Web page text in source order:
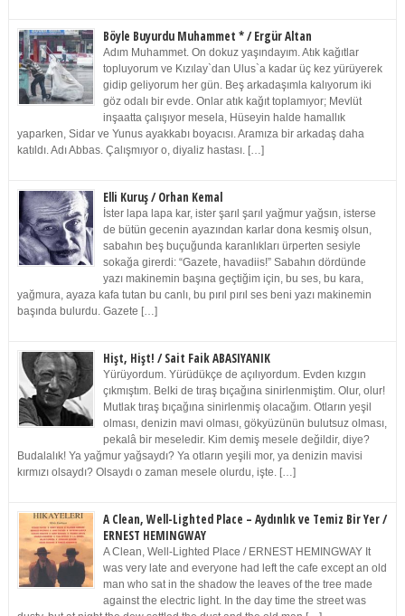
Böyle Buyurdu Muhammet * / Ergür Altan
Adım Muhammet. On dokuz yaşındayım. Atık kağıtlar
topluyorum ve Kızılay`dan Ulus`a kadar üç kez yürüyerek
gidip geliyorum her gün. Beş arkadaşımla kalıyorum iki
göz odalı bir evde. Onlar atık kağıt toplamıyor; Mevlüt
inşaatta çalışıyor mesela, Hüseyin halde hamallık
yaparken, Sidar ve Yunus ayakkabı boyacısı. Aramıza bir arkadaş daha
katıldı. Adı Abbas. Çalışmıyor o, diyaliz hastası. […]
Elli Kuruş / Orhan Kemal
İster lapa lapa kar, ister şarıl şarıl yağmur yağsın, isterse
de bütün gecenin ayazından karlar dona kesmiş olsun,
sabahın beş buçuğunda karanlıkları ürperten sesiyle
sokağa girerdi: “Gazete, havadiis!” Sabahın dördünde
yazı makinemin başına geçtiğim için, bu ses, bu kara,
yağmura, ayaza kafa tutan bu canlı, bu pırıl pırıl ses beni yazı makinemin
başında bulurdu. Gazete […]
Hişt, Hişt! / Sait Faik ABASIYANIK
Yürüyordum. Yürüdükçe de açılıyordum. Evden kızgın
çıkmıştım. Belki de tıraş bıçağına sinirlenmiştim. Olur, olur!
Mutlak tıraş bıçağına sinirlenmiş olacağım. Otların yeşil
olması, denizin mavi olması, gökyüzünün bulutsuz olması,
pekalâ bir meseledir. Kim demiş mesele değildir, diye?
Budalalık! Ya yağmur yağsaydı? Ya otların yeşili mor, ya denizin mavisi
kırmızı olsaydı? Olsaydı o zaman mesele olurdu, işte. […]
A Clean, Well-Lighted Place – Aydınlık ve Temiz Bir Yer /
ERNEST HEMINGWAY
A Clean, Well-Lighted Place / ERNEST HEMINGWAY It
was very late and everyone had left the cafe except an old
man who sat in the shadow the leaves of the tree made
against the electric light. In the day time the street was